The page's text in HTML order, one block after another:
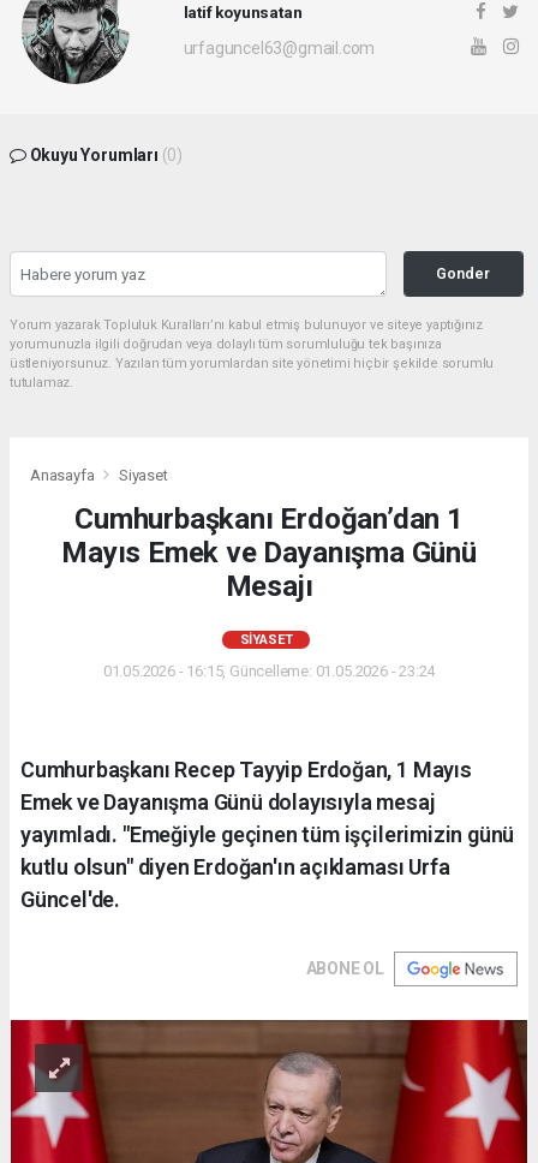
latif koyunsatan
urfaguncel63@gmail.com
Okuyu Yorumları (0)
Gonder
Yorum yazarak Topluluk Kuralları’nı kabul etmiş bulunuyor ve siteye yaptığınız
yorumunuzla ilgili doğrudan veya dolaylı tüm sorumluluğu tek başınıza
üstleniyorsunuz. Yazılan tüm yorumlardan site yönetimi hiçbir şekilde sorumlu
tutulamaz.
Anasayfa Siyaset
Cumhurbaşkanı Erdoğan’dan 1
Mayıs Emek ve Dayanışma Günü
Mesajı
SIYASET
01.05.2026 - 16:15, Güncelleme: 01.05.2026 - 23:24
Cumhurbaşkanı Recep Tayyip Erdoğan, 1 Mayıs
Emek ve Dayanışma Günü dolayısıyla mesaj
yayımladı. "Emeğiyle geçinen tüm işçilerimizin günü
kutlu olsun" diyen Erdoğan'ın açıklaması Urfa
Güncel'de.
ABONE OL